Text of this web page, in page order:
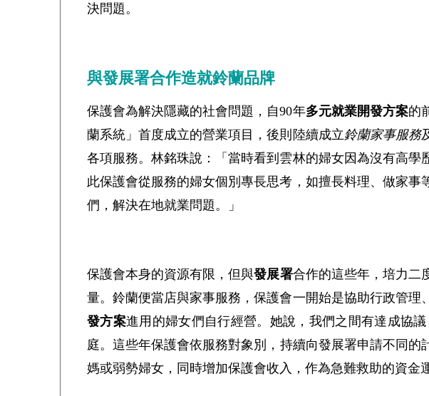
決問題。
與發展署合作造就鈴蘭品牌
保護會為解決隱藏的社會問題，自90年多元就業開發方案的
蘭系統」首度成立的營業項目，後則陸續成立鈴蘭家事服務
各項服務。林銘珠說：「當時看到雲林的婦女因為沒有高
此保護會從服務的婦女個別專長思考，如擅長料理、做家
們，解決在地就業問題。」
保護會本身的資源有限，但與發展署合作的這些年，培力二
量。鈴蘭便當店與家事服務，保護會一開始是協助行政管
發方案進用的婦女們自行經營。她說，我們之間有達成協
庭。這些年保護會依服務對象別，持續向發展署申請不同
媽或弱勢婦女，同時增加保護會收入，作為急難救助的資金